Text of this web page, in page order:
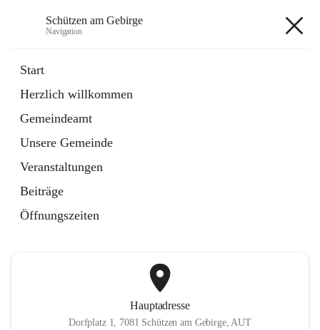
Schützen am Gebirge
Navigation
Start
Herzlich willkommen
Gemeindeamt
Unsere Gemeinde
Veranstaltungen
Beiträge
Öffnungszeiten
1 Schnellzugriff
Vereine
Artikel
öffnet
in
neuem
Tab
Hauptadresse
Dorfplatz 1, 7081 Schützen am Gebirge, AUT